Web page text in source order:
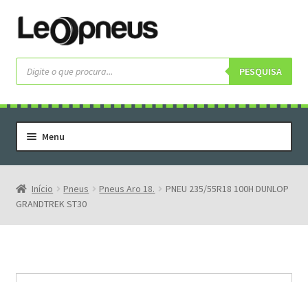
Pular
para
navegação
Pular
para
o
conteúdo
Pesquisar
produtos PESQUISA
Menu
Home
Serviços
Rodas
Início Pneus Pneus Aro 18.
PNEU 235/55R18 100H DUNLOP
GRANDTREK ST30